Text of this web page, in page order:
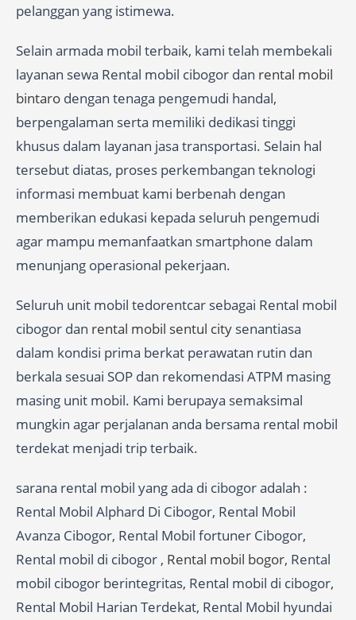
pelanggan yang istimewa.
Selain armada mobil terbaik, kami telah membekali
layanan sewa Rental mobil cibogor dan rental mobil
bintaro dengan tenaga pengemudi handal,
berpengalaman serta memiliki dedikasi tinggi
khusus dalam layanan jasa transportasi. Selain hal
tersebut diatas, proses perkembangan teknologi
informasi membuat kami berbenah dengan
memberikan edukasi kepada seluruh pengemudi
agar mampu memanfaatkan smartphone dalam
menunjang operasional pekerjaan.
Seluruh unit mobil tedorentcar sebagai Rental mobil
cibogor dan rental mobil sentul city senantiasa
dalam kondisi prima berkat perawatan rutin dan
berkala sesuai SOP dan rekomendasi ATPM masing
masing unit mobil. Kami berupaya semaksimal
mungkin agar perjalanan anda bersama rental mobil
terdekat menjadi trip terbaik.
sarana rental mobil yang ada di cibogor adalah :
Rental Mobil Alphard Di Cibogor, Rental Mobil
Avanza Cibogor, Rental Mobil fortuner Cibogor,
Rental mobil di cibogor , Rental mobil bogor, Rental
mobil cibogor berintegritas, Rental mobil di cibogor,
Rental Mobil Harian Terdekat, Rental Mobil hyundai